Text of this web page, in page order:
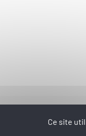
Ce site